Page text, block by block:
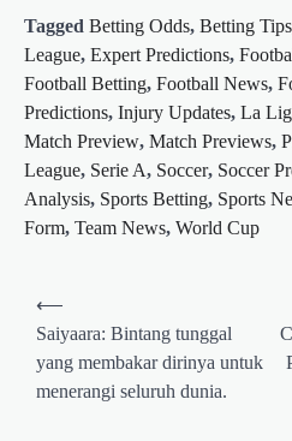
Tagged Betting Odds, Betting Tips
League, Expert Predictions,
Football Betting, Football News,
Predictions, Injury Updates, La
Match Preview, Match Previews,
League, Serie A, Soccer, Soccer
Analysis, Sports Betting, Sports
Form, Team News, World Cup
Post
navigation
⟵
Saiyaara: Bintang tunggal
yang membakar dirinya untuk
menerangi seluruh dunia.